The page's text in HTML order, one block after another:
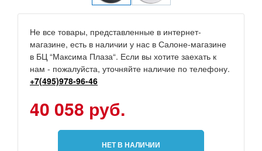
Не все товары, представленные в интернет-
магазине, есть в наличии у нас в Салоне-магазине
в БЦ “Максима Плаза“. Если вы хотите заехать к
нам - пожалуйста, уточняйте наличие по телефону.
+7(495)978-96-46
40 058 руб.
НЕТ В НАЛИЧИИ